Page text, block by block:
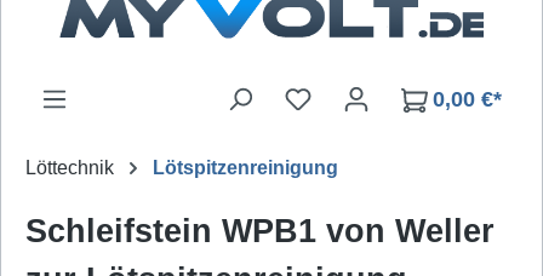
Du hast 0 Produkte auf
0,00 €*
Löttechnik Lötspitzenreinigung
Schleifstein WPB1 von Weller